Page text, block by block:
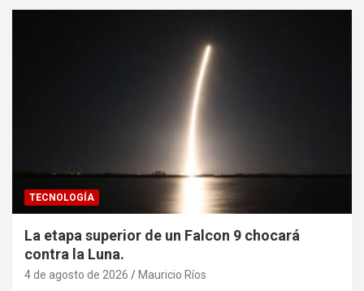
TECNOLOGÍA
La etapa superior de un Falcon 9 chocará
contra la Luna.
4 de agosto de 2026 Mauricio Ríos